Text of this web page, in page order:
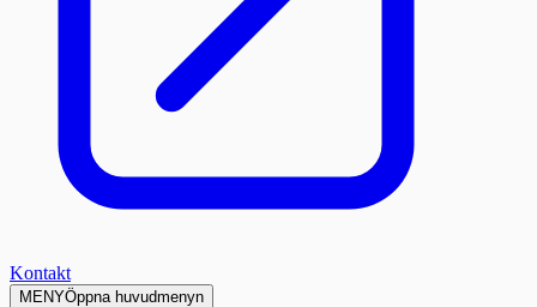
Kontakt
MENYÖppna huvudmenyn